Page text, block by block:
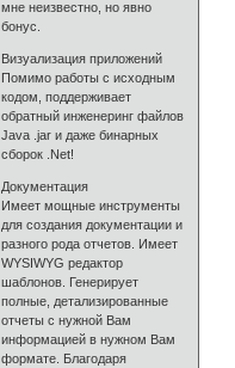
мне неизвестно, но явно
бонус.
Визуализация приложений
Помимо работы с исходным
кодом, поддерживает
обратный инженеринг файлов
Java .jar и даже бинарных
сборок .Net!
Документация
Имеет мощные инструменты
для создания документации и
разного рода отчетов. Имеет
WYSIWYG редактор
шаблонов. Генерирует
полные, детализированные
отчеты с нужной Вам
информацией в нужном Вам
формате. Благодаря